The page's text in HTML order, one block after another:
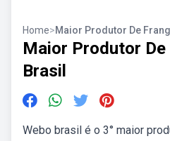
Home>Maior Produtor De
Maior Produtor De
Brasil
Webo brasil é o 3° maior